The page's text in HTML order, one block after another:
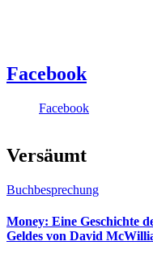
Facebook
Facebook
Versäumt
Buchbesprechung
Money: Eine Geschichte
Geldes von David